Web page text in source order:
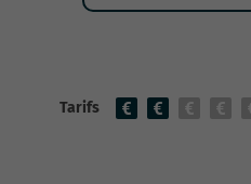
Tarifs